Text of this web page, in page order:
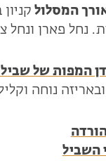
המסלול
נחל פארן ונחל
המפות של
נוחה
השביל